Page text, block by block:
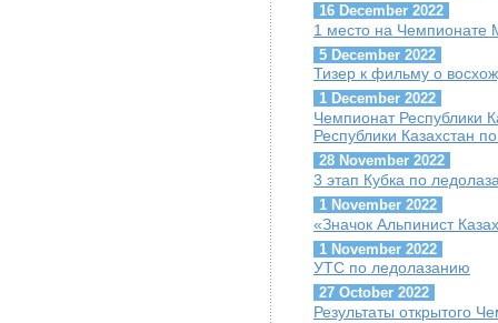
16 December 2022
1 место на
5 December 2022
Тизер к фильму о
1 December 2022
Чемпионат Республики
Республики Казахстан
28 November 2022
3 этап Кубка по
1 November 2022
«Значок Альпинист
1 November 2022
УТС по ледолазанию
27 October 2022
Результаты открытого